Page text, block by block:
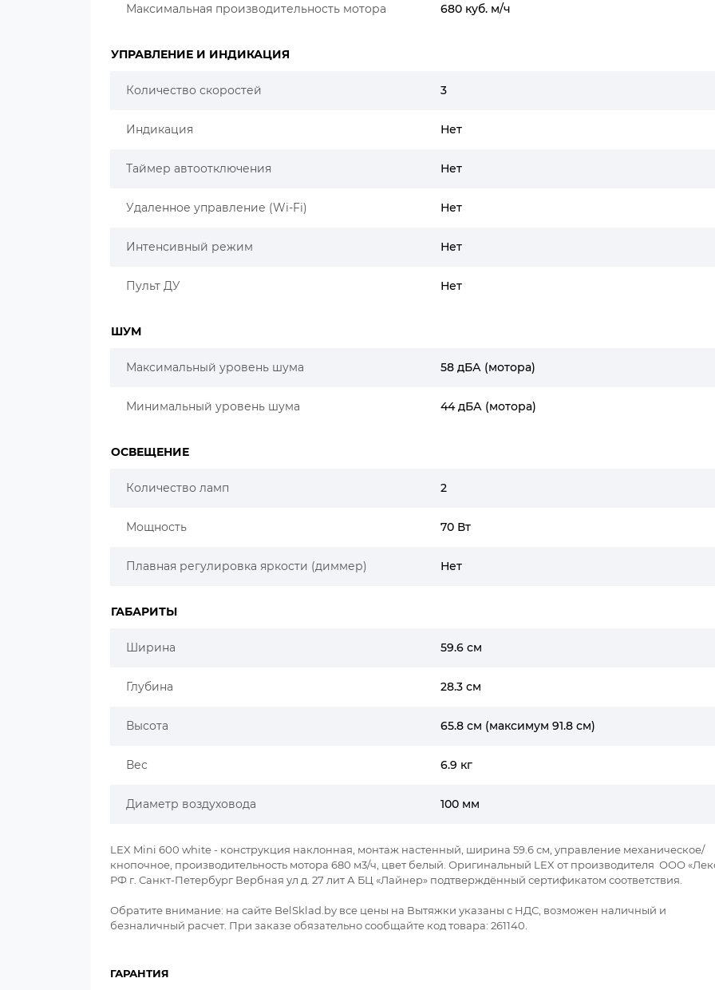
Максимальная производительность мотора 680 куб. м/ч
УПРАВЛЕНИЕ И ИНДИКАЦИЯ
Количество скоростей 3
Индикация Нет
Таймер автоотключения Нет
Удаленное управление (Wi-Fi) Нет
Интенсивный режим Нет
Пульт ДУ Нет
ШУМ
Максимальный уровень шума 58 дБА (мотора)
Минимальный уровень шума 44 дБА (мотора)
ОСВЕЩЕНИЕ
Количество ламп 2
Мощность 70 Вт
Плавная регулировка яркости (диммер) Нет
ГАБАРИТЫ
Ширина 59.6 см
Глубина 28.3 см
Высота 65.8 см (максимум 91.8 см)
Вес 6.9 кг
Диаметр воздуховода 100 мм
LEX Mini 600 white - конструкция наклонная, монтаж настенный, ширина 59.6 см, управление механическое/
кнопочное, производительность мотора 680 м3/ч, цвет белый. Оригинальный LEX от производителя ООО
РФ г. Санкт-Петербург Вербная ул д. 27 лит А БЦ «Лайнер» подтверждённый сертификатом соответствия.
Обратите внимание: на сайте BelSklad.by все цены на Вытяжки указаны с НДС, возможен наличный и
безналичный расчет. При заказе обязательно сообщайте код товара: 261140.
ГАРАНТИЯ